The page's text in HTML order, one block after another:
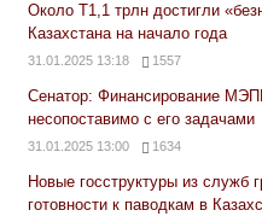
Около Т1,1 трлн достигли
Казахстана на начало года
31.01.2025 13:18 1557
Сенатор: Финансирование
несопоставимо с его задачами
31.01.2025 13:00 1634
Новые госструктуры из служб
готовности к паводкам в